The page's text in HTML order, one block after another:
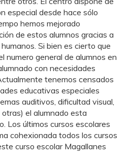
especial desde hace sólo
hemos mejorado
de estos alumnos gracias a
Si bien es cierto que
numero general de alumnos en
con necesidades
tenemos censados
educativas especiales
auditivos, dificultad visual,
el alumnado esta
Los últimos cursos escolares
cohexionada todos los cursos
curso escolar Magallanes